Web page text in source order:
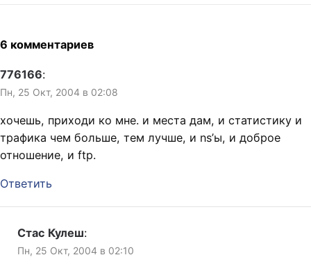
6 комментариев
776166:
Пн, 25 Окт, 2004 в 02:08
хочешь, приходи ко мне. и места дам, и статистику и
трафика чем больше, тем лучше, и ns’ы, и доброе
отношение, и ftp.
Ответить
Стас Кулеш:
Пн, 25 Окт, 2004 в 02:10